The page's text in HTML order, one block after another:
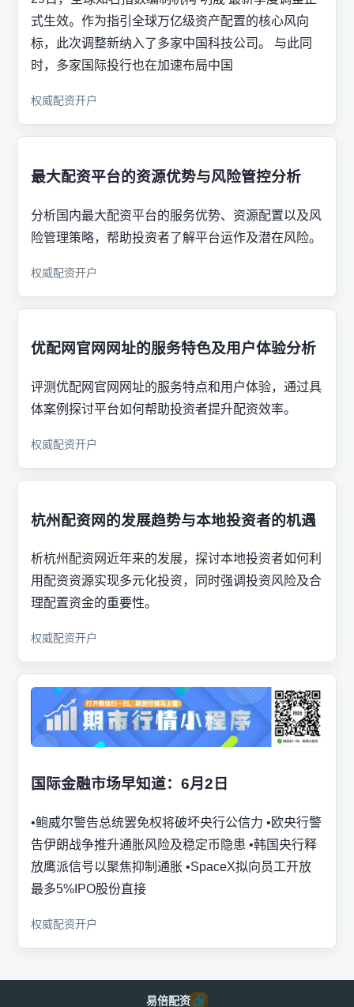
式生效。作为指引全球万亿级资产配置的核心风向
标，此次调整新纳入了多家中国科技公司。 与此同
时，多家国际投行也在加速布局中国
权威配资开户
最大配资平台的资源优势与风险管控分析
分析国内最大配资平台的服务优势、资源配置以及风
险管理策略，帮助投资者了解平台运作及潜在风险。
权威配资开户
优配网官网网址的服务特色及用户体验分析
评测优配网官网网址的服务特点和用户体验，通过具
体案例探讨平台如何帮助投资者提升配资效率。
权威配资开户
杭州配资网的发展趋势与本地投资者的机遇
析杭州配资网近年来的发展，探讨本地投资者如何利
用配资资源实现多元化投资，同时强调投资风险及合
理配置资金的重要性。
权威配资开户
国际金融市场早知道：6月2日
•鲍威尔警告总统罢免权将破坏央行公信力 •欧央行警
告伊朗战争推升通胀风险及稳定币隐患 •韩国央行释
放鹰派信号以聚焦抑制通胀 •SpaceX拟向员工开放
最多5%IPO股份直接
权威配资开户
易倍配资